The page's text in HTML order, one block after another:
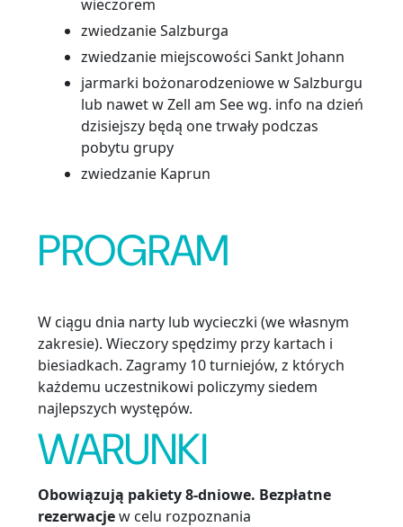
wieczorem
zwiedzanie Salzburga
zwiedzanie miejscowości Sankt Johann
jarmarki bożonarodzeniowe w Salzburgu
lub nawet w Zell am See wg. info na dzień
dzisiejszy będą one trwały podczas
pobytu grupy
zwiedzanie Kaprun
PROGRAM
W ciągu dnia narty lub wycieczki (we własnym
zakresie). Wieczory spędzimy przy kartach i
biesiadkach. Zagramy 10 turniejów, z których
każdemu uczestnikowi policzymy siedem
najlepszych występów.
WARUNKI
Obowiązują pakiety 8-dniowe. Bezpłatne
rezerwacjew celu rozpoznania